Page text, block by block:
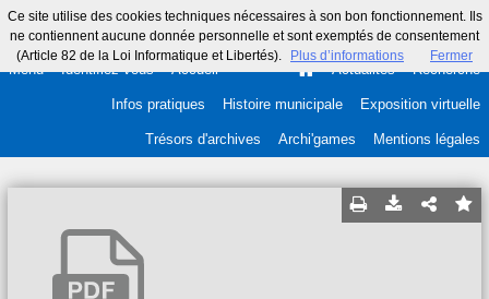
Ce site utilise des cookies techniques nécessaires à son bon fonctionnement. Ils
ne contiennent aucune donnée personnelle et sont exemptés de consentement
(Article 82 de la Loi Informatique et Libertés).
Plus d’informations Fermer
Menu Identifiez-vous Accueil Actualités Recherche
Infos pratiques Histoire municipale Exposition virtuelle
Trésors d'archives Archi'games Mentions légales